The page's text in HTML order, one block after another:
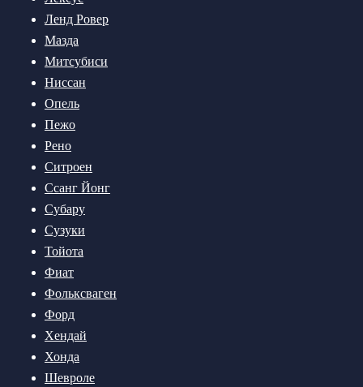
Ленд Ровер
Мазда
Митсубиси
Ниссан
Опель
Пежо
Рено
Ситроен
Ссанг Йонг
Субару
Сузуки
Тойота
Фиат
Фольксваген
Форд
Хендай
Хонда
Шевроле